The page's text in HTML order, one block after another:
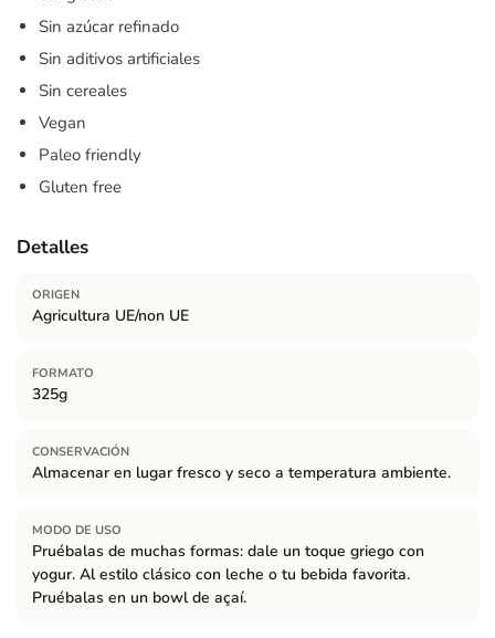
Sin azúcar refinado
Sin aditivos artificiales
Sin cereales
Vegan
Paleo friendly
Gluten free
Detalles
ORIGEN
Agricultura UE/non UE
FORMATO
325g
CONSERVACIÓN
Almacenar en lugar fresco y seco a temperatura ambiente.
MODO DE USO
Pruébalas de muchas formas: dale un toque griego con
yogur. Al estilo clásico con leche o tu bebida favorita.
Pruébalas en un bowl de açaí.